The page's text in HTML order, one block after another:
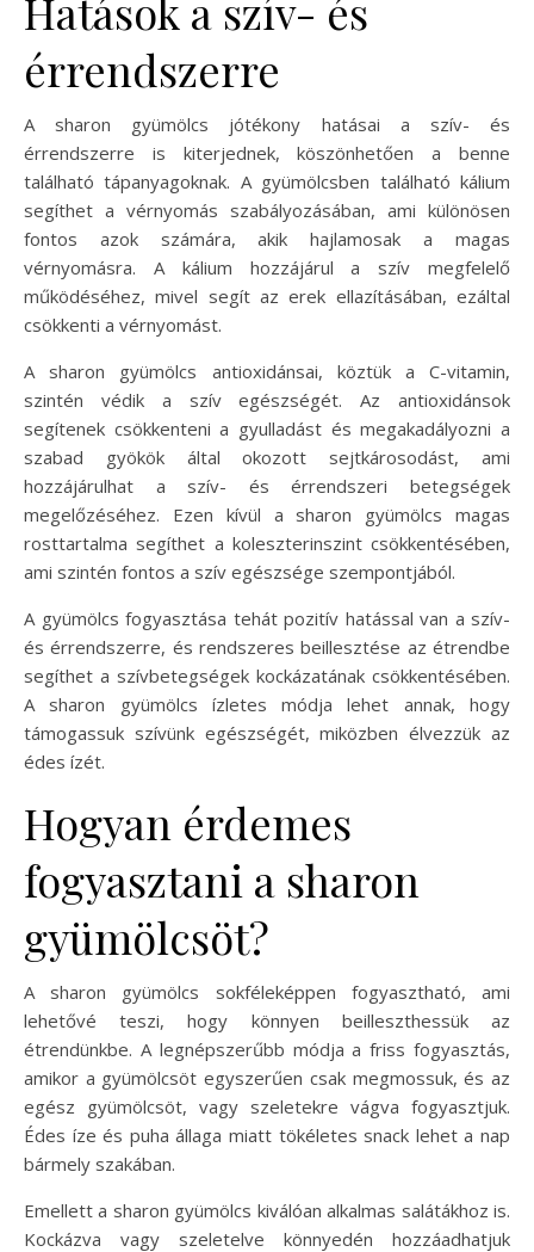
Hatások a szív- és
érrendszerre
A sharon gyümölcs jótékony hatásai a szív- és
érrendszerre is kiterjednek, köszönhetően a benne
található tápanyagoknak. A gyümölcsben található kálium
segíthet a vérnyomás szabályozásában, ami különösen
fontos azok számára, akik hajlamosak a magas
vérnyomásra. A kálium hozzájárul a szív megfelelő
működéséhez, mivel segít az erek ellazításában, ezáltal
csökkenti a vérnyomást.
A sharon gyümölcs antioxidánsai, köztük a C-vitamin,
szintén védik a szív egészségét. Az antioxidánsok
segítenek csökkenteni a gyulladást és megakadályozni a
szabad gyökök által okozott sejtkárosodást, ami
hozzájárulhat a szív- és érrendszeri betegségek
megelőzéséhez. Ezen kívül a sharon gyümölcs magas
rosttartalma segíthet a koleszterinszint csökkentésében,
ami szintén fontos a szív egészsége szempontjából.
A gyümölcs fogyasztása tehát pozitív hatással van a szív-
és érrendszerre, és rendszeres beillesztése az étrendbe
segíthet a szívbetegségek kockázatának csökkentésében.
A sharon gyümölcs ízletes módja lehet annak, hogy
támogassuk szívünk egészségét, miközben élvezzük az
édes ízét.
Hogyan érdemes
fogyasztani a sharon
gyümölcsöt?
A sharon gyümölcs sokféleképpen fogyasztható, ami
lehetővé teszi, hogy könnyen beilleszthessük az
étrendünkbe. A legnépszerűbb módja a friss fogyasztás,
amikor a gyümölcsöt egyszerűen csak megmossuk, és az
egész gyümölcsöt, vagy szeletekre vágva fogyasztjuk.
Édes íze és puha állaga miatt tökéletes snack lehet a nap
bármely szakában.
Emellett a sharon gyümölcs kiválóan alkalmas salátákhoz is.
Kockázva vagy szeletelve könnyedén hozzáadhatjuk